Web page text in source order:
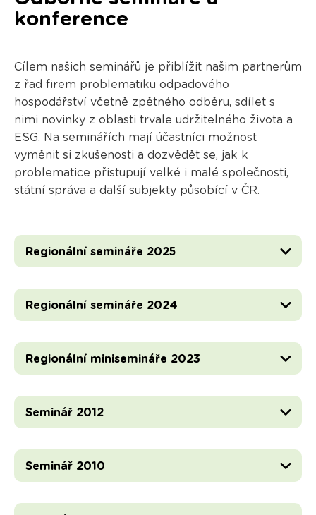
konference
Cílem našich seminářů je přiblížit našim partnerům
z řad firem problematiku odpadového
hospodářství včetně zpětného odběru, sdílet s
nimi novinky z oblasti trvale udržitelného života a
ESG. Na seminářích mají účastníci možnost
vyměnit si zkušenosti a dozvědět se, jak k
problematice přistupují velké i malé společnosti,
státní správa a další subjekty působící v ČR.
Regionální semináře 2025
Regionální semináře 2024
Regionální minisemináře 2023
Seminář 2012
Seminář 2010